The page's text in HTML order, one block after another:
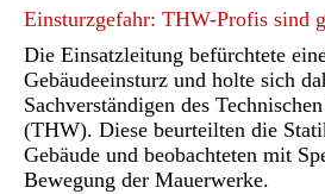
Einsturzgefahr: THW-Profis sind
Die Einsatzleitung befürchtete
Gebäudeeinsturz und holte sich
Sachverständigen des
(THW). Diese beurteilten die
Gebäude und beobachteten mit
Bewegung der Mauerwerke.